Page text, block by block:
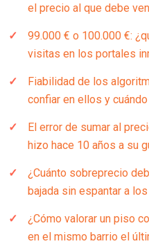
el precio al que debe
99.000 € o 100.000 €:
visitas en los portales
Fiabilidad de los
confiar en ellos y
El error de sumar al
hizo hace 10 años a su
¿Cuánto sobreprecio
bajada sin espantar a
¿Cómo valorar un piso
en el mismo barrio el